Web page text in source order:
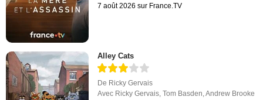
7 août 2026 sur France.TV
Alley Cats
De Ricky Gervais
Avec Ricky Gervais,Tom Basden,Andrew Brooke